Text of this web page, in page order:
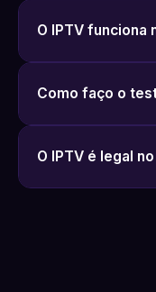
O IPTV funciona
Como faço o
O IPTV é legal